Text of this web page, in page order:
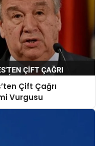
Çift Çağrı
Vurgusu